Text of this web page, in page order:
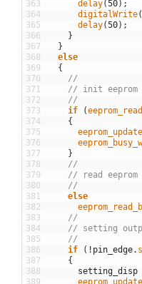
363
364
365
366
367
368
369
370
371
372
373
374
375
376
377
378
379
380
381
382
383
384
385
386
387
388
389
delay(50) ;
digitalWrite(
delay(50) ;
}
}
else
{
//
// init eeprom
//
if
(
{
}
//
// read eeprom
//
else
//
// setting
//
if
( ! pin_edge.
{
setting_disp